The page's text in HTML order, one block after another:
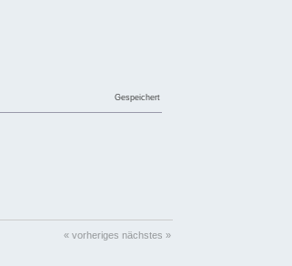
Gespeichert
« vorheriges nächstes »